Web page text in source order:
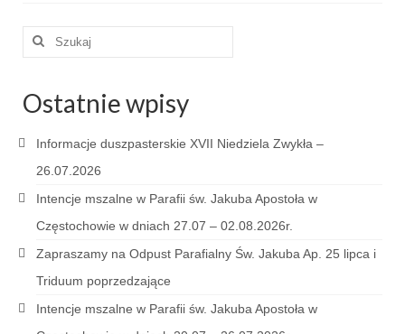
Pogrzeb katolicki
Sakramenty
Sakrament eucharystii
Sakrament bierzmowania
Sakrament małżeństwa
Sakrament kapłaństwa
Szuklaj
Ostatnie wpisy
Informacje duszpasterskie XVII Niedziela Zwykła –
26.07.2026
Intencje mszalne w Parafii św. Jakuba Apostoła w
Częstochowie w dniach 27.07 – 02.08.2026r.
Zapraszamy na Odpust Parafialny Św. Jakuba Ap. 25 lipca i
Triduum poprzedzające
Intencje mszalne w Parafii św. Jakuba Apostoła w